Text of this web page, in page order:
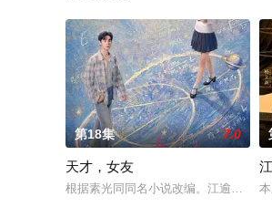
第18集 7.0
天才，女友
根据素光同同名小说改编。江逾白长